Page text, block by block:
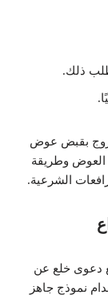
ذلك.
بقبض عوض
العوض وطريقة
الشرعية.
دعوى خلع عن
نموذج جاهز